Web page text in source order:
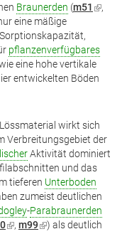
Braunerden (m51 (Link
,
eine mäßige
pflanzenverfügbares
eine hohe vertikale
entwickelten Böden
wirkt sich
Verbreitungsgebiet der
Aktivität dominiert
und das
tieferen Unterboden
zumeist deutlichen
-Parabraunerden
(Link
, m99(Link
) als deutlich